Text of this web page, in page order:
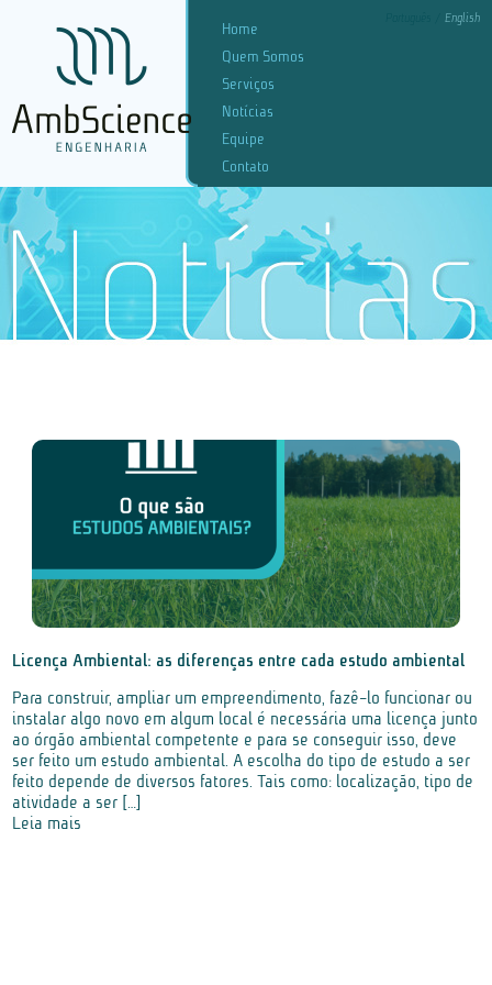
English
Home
Quem Somos
Serviços
Notícias
Equipe
Contato
Licença Ambiental: as diferenças entre cada estudo ambiental
Para construir, ampliar um empreendimento, fazê-lo funcionar ou
instalar algo novo em algum local é necessária uma licença junto
ao órgão ambiental competente e para se conseguir isso, deve
ser feito um estudo ambiental. A escolha do tipo de estudo a ser
feito depende de diversos fatores. Tais como: localização, tipo de
atividade a ser […]
Leia mais